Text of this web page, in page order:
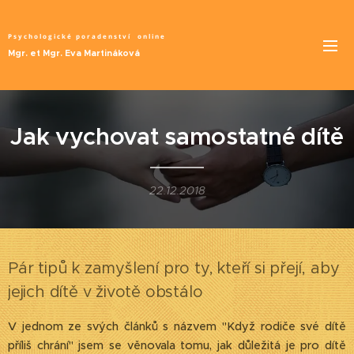
Psychologické poradenství online
Mgr. et Mgr. Eva Martináková
Jak vychovat samostatné dítě
22.12.2018
Pár tipů k zamyšlení pro ty, kteří si přejí, aby
jejich dítě v životě obstálo
V jednom ze svých článků s názvem "Když rodiče své dítě
příliš chrání" jsem se věnovala tomu, jak důležitá je pro dítě